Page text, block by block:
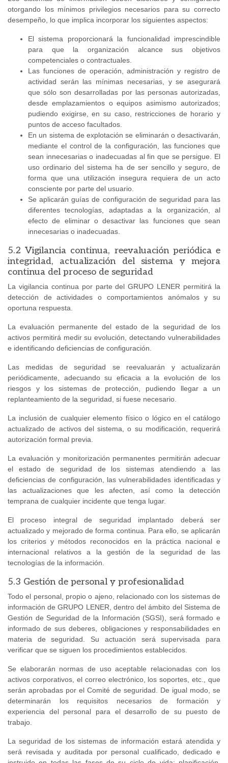
otorgando los mínimos privilegios necesarios para su correcto
desempeño, lo que implica incorporar los siguientes aspectos:
El sistema proporcionará la funcionalidad imprescindible
para que la organización alcance sus objetivos
competenciales o contractuales.
Las funciones de operación, administración y registro de
actividad serán las mínimas necesarias, y se asegurará
que sólo son desarrolladas por las personas autorizadas,
desde emplazamientos o equipos asimismo autorizados;
pudiendo exigirse, en su caso, restricciones de horario y
puntos de acceso facultados.
En un sistema de explotación se eliminarán o desactivarán,
mediante el control de la configuración, las funciones que
sean innecesarias o inadecuadas al fin que se persigue. El
uso ordinario del sistema ha de ser sencillo y seguro, de
forma que una utilización insegura requiera de un acto
consciente por parte del usuario.
Se aplicarán guías de configuración de seguridad para las
diferentes tecnologías, adaptadas a la organización, al
efecto de eliminar o desactivar las funciones que sean
innecesarias o inadecuadas.
5.2 Vigilancia continua, reevaluación periódica e
integridad, actualización del sistema y mejora
continua del proceso de seguridad
La vigilancia continua por parte del GRUPO LENER permitirá la
detección de actividades o comportamientos anómalos y su
oportuna respuesta.
La evaluación permanente del estado de la seguridad de los
activos permitirá medir su evolución, detectando vulnerabilidades
e identificando deficiencias de configuración.
Las medidas de seguridad se reevaluarán y actualizarán
periódicamente, adecuando su eficacia a la evolución de los
riesgos y los sistemas de protección, pudiendo llegar a un
replanteamiento de la seguridad, si fuese necesario.
La inclusión de cualquier elemento físico o lógico en el catálogo
actualizado de activos del sistema, o su modificación, requerirá
autorización formal previa.
La evaluación y monitorización permanentes permitirán adecuar
el estado de seguridad de los sistemas atendiendo a las
deficiencias de configuración, las vulnerabilidades identificadas y
las actualizaciones que les afecten, así como la detección
temprana de cualquier incidente que tenga lugar.
El proceso integral de seguridad implantado deberá ser
actualizado y mejorado de forma continua. Para ello, se aplicarán
los criterios y métodos reconocidos en la práctica nacional e
internacional relativos a la gestión de la seguridad de las
tecnologías de la información.
5.3 Gestión de personal y profesionalidad
Todo el personal, propio o ajeno, relacionado con los sistemas de
información de GRUPO LENER, dentro del ámbito del Sistema de
Gestión de Seguridad de la Información (SGSI), será formado e
informado de sus deberes, obligaciones y responsabilidades en
materia de seguridad. Su actuación será supervisada para
verificar que se siguen los procedimientos establecidos.
Se elaborarán normas de uso aceptable relacionadas con los
activos corporativos, el correo electrónico, los soportes, etc., que
serán aprobadas por el Comité de seguridad. De igual modo, se
determinarán los requisitos necesarios de formación y
experiencia del personal para el desarrollo de su puesto de
trabajo.
La seguridad de los sistemas de información estará atendida y
será revisada y auditada por personal cualificado, dedicado e